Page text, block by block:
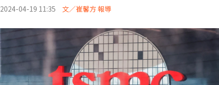
2024-04-19 11:35 文／崔馨方 報導